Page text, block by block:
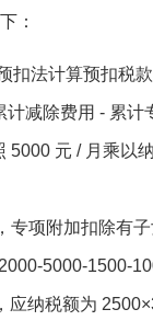
：
扣法计算预扣税
计减除费用 - 累计
5000 元 / 月乘以
专项附加扣除有
5000-1500-
应纳税额为